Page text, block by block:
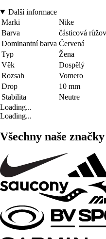
Další informace
Marki
Nike
Barva
částicová
Dominantní barva Červená
Typ
Žena
Věk
Dospělý
Rozsah
Vomero
Drop
10 mm
Stabilita
Neutre
Loading...
Loading...
Všechny naše značky